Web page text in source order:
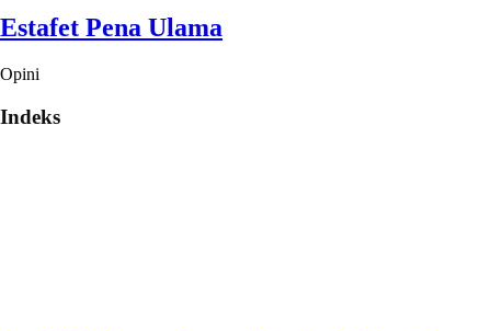
Estafet Pena Ulama
Opini
Indeks